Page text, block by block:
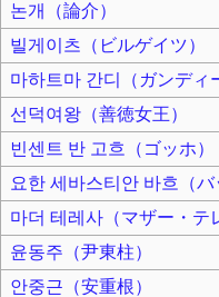
논개（論介）
빌게이츠（ビルゲイツ）
마하트마 간디（ガンディ
선덕여왕（善徳女王）
빈센트 반 고흐（ゴッホ）
요한 세바스티안 바흐（バ
마더 테레사（マザー・テ
윤동주（尹東柱）
안중근（安重根）